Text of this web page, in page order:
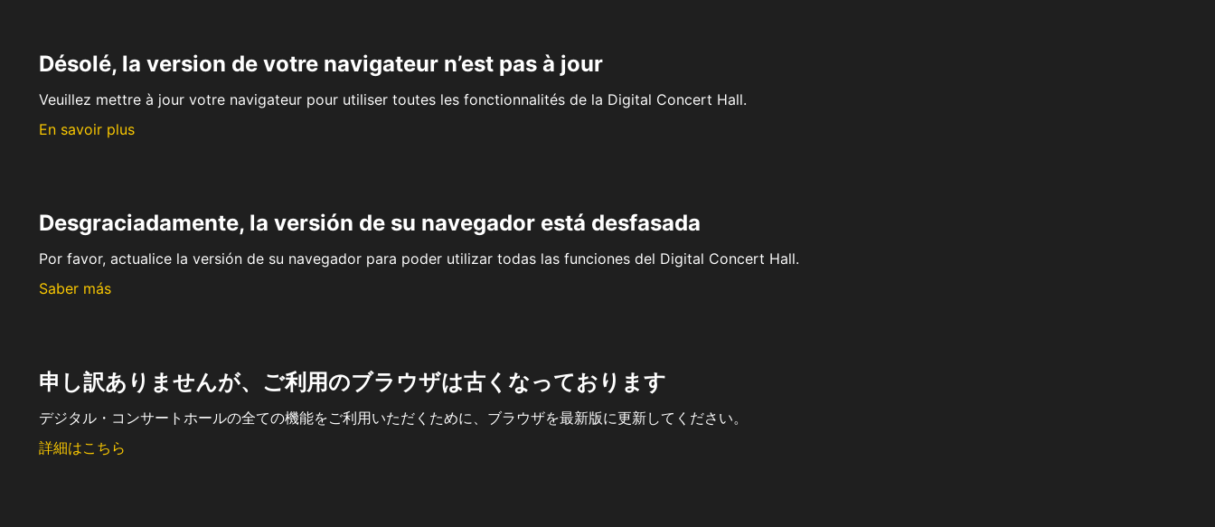
Désolé, la version de votre navigateur n’est pas à jour
Veuillez mettre à jour votre navigateur pour utiliser toutes les fonctionnalités de la Digital Concert Hall.
En savoir plus
Desgraciadamente, la versión de su navegador está desfasada
Por favor, actualice la versión de su navegador para poder utilizar todas las funciones del Digital Concert Hall.
Saber más
申し訳ありませんが、ご利用のブラウザは古くなっております
デジタル・コンサートホールの全ての機能をご利用いただくために、ブラウザを最新版に更新してください。
詳細はこちら